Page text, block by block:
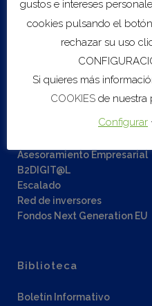
00:00
Asesoramiento Empresarial
B2DIGIT@L
Escalado
Red de inversores
Fondos Next Generation EU
Biblioteca
Boletín Informativo
gustos e intereses
cookies pulsando el
rechazar su uso
Si quieres más
COOKIES de nuestra
Configurar